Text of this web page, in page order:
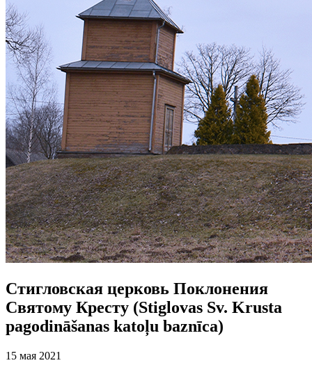
Стигловская церковь Поклонения
Святому Кресту (Stiglovas Sv. Krusta
pagodināšanas katoļu baznīca)
15 мая 2021